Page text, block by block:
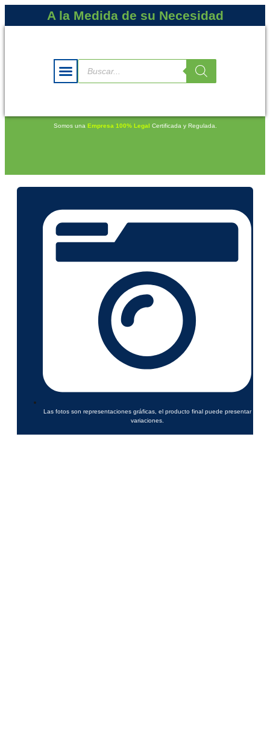
A la Medida de su Necesidad
Somos una Empresa 100% Legal Certificada y Regulada.
Las fotos son representaciones gráficas, el producto final puede presentar
variaciones.